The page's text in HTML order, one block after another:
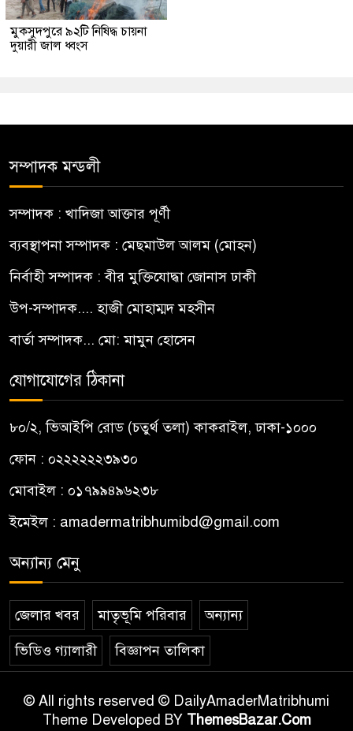
মুকসুদপুরে ৯২টি নিষিদ্ধ চায়না
দুয়ারী জাল ধ্বংস
সম্পাদক মন্ডলী
সম্পাদক : খাদিজা আক্তার পূর্ণী
ব্যবস্থাপনা সম্পাদক : মেছমাউল আলম (মোহন)
নির্বাহী সম্পাদক : বীর মুক্তিযোদ্ধা জোনাস ঢাকী
উপ-সম্পাদক.... হাজী মোহাম্মদ মহসীন
বার্তা সম্পাদক... মো: মামুন হোসেন
যোগাযোগের ঠিকানা
৮০/২, ভিআইপি রোড (চতুর্থ তলা) কাকরাইল, ঢাকা-১০০০
ফোন : ০২২২২২২৩৯৩০
মোবাইল : ০১৭৯৯৪৯৬২৩৮
ইমেইল : amadermatribhumibd@gmail.com
অন্যান্য মেনু
জেলার খবর মাতৃভূমি পরিবার অন্যান্য
ভিডিও গ্যালারী বিজ্ঞাপন তালিকা
© All rights reserved © DailyAmaderMatribhumi
Theme Developed BY ThemesBazar.Com